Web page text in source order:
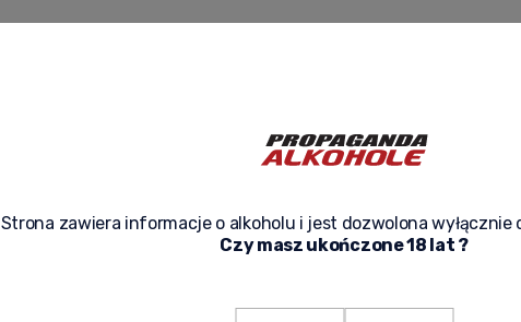
Strona zawiera informacje o alkoholu i jest dozwolona wyłącznie
Czy masz ukończone 18 lat ?